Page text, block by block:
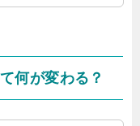
何が変わる？